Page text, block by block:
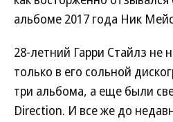
альбоме 2017 года Ник
28-летний Гарри Стайлз не
только в его сольной
три альбома, а еще были
Direction. И все же до